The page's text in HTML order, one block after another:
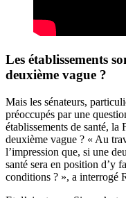
Les établissements
deuxième vague ?
Mais les sénateurs,
préoccupés par une
établissements de santé, la
deuxième vague ? « Au
l’impression que, si une
santé sera en position d’y
conditions ? », a interrogé